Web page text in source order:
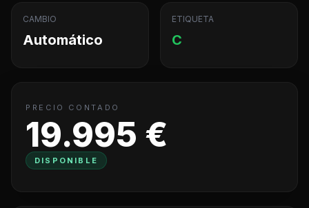
CAMBIO
Automático
ETIQUETA
C
PRECIO CONTADO
19.995 €
DISPONIBLE